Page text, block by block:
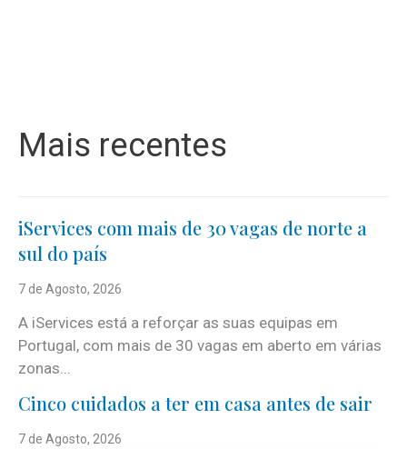
Mais recentes
iServices com mais de 30 vagas de norte a
sul do país
7 de Agosto, 2026
A iServices está a reforçar as suas equipas em
Portugal, com mais de 30 vagas em aberto em várias
zonas...
Cinco cuidados a ter em casa antes de sair
7 de Agosto, 2026